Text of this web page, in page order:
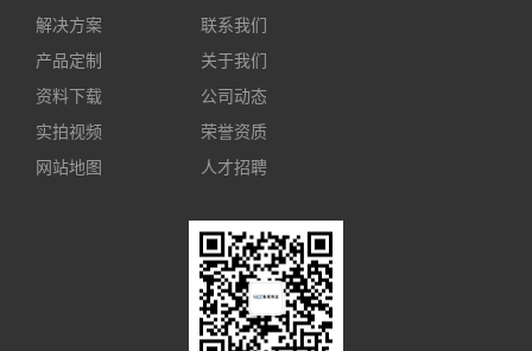
解决方案
产品定制
资料下载
实拍视频
网站地图
联系我们
关于我们
公司动态
荣誉资质
人才招聘